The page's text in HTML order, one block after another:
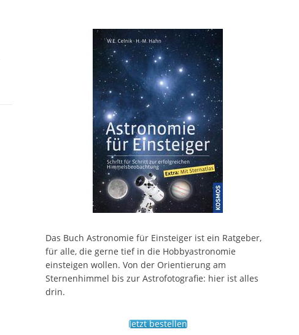
Das Buch Astronomie für Einsteiger ist ein Ratgeber,
für alle, die gerne tief in die Hobbyastronomie
einsteigen wollen. Von der Orientierung am
Sternenhimmel bis zur Astrofotografie: hier ist alles
drin.
Jetzt bestellen